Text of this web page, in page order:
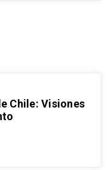
Chile: Visiones